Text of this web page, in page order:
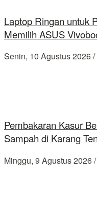
Laptop Ringan untuk
Memilih ASUS
Senin, 10 Agustus 2026
Pembakaran Kasur
Sampah di Karang
Minggu, 9 Agustus 2026